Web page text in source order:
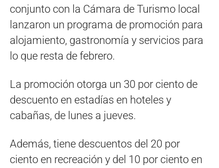
conjunto con la Cámara de Turismo local
lanzaron un programa de promoción para
alojamiento, gastronomía y servicios para
lo que resta de febrero.
La promoción otorga un 30 por ciento de
descuento en estadías en hoteles y
cabañas, de lunes a jueves.
Además, tiene descuentos del 20 por
ciento en recreación y del 10 por ciento en